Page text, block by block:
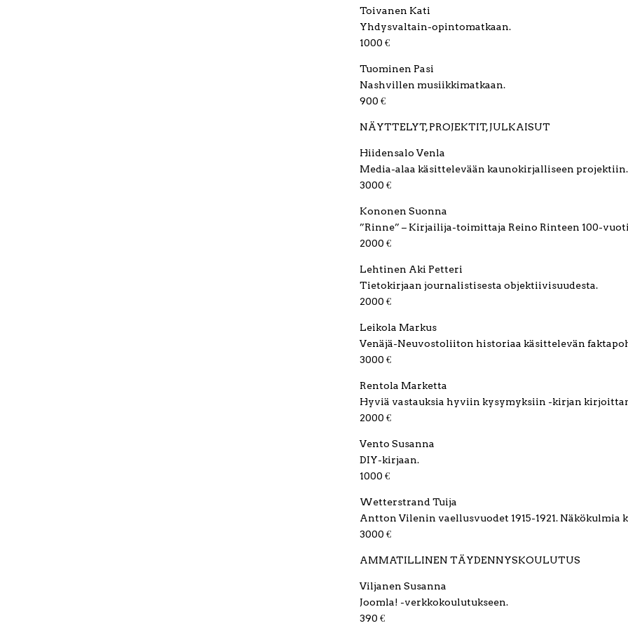
Toivanen Kati
Yhdysvaltain-opintomatkaan.
1000 €
Tuominen Pasi
Nashvillen musiikkimatkaan.
900 €
NÄYTTELYT, PROJEKTIT, JULKAISUT
Hiidensalo Venla
Media-alaa käsittelevään kaunokirjalliseen projektiin.
3000 €
Kononen Suonna
”Rinne” – Kirjailija-toimittaja Reino Rinteen 100-
2000 €
Lehtinen Aki Petteri
Tietokirjaan journalistisesta objektiivisuudesta.
2000 €
Leikola Markus
Venäjä-Neuvostoliiton historiaa käsittelevän
3000 €
Rentola Marketta
Hyviä vastauksia hyviin kysymyksiin -kirjan
2000 €
Vento Susanna
DIY-kirjaan.
1000 €
Wetterstrand Tuija
Antton Vilenin vaellusvuodet 1915-1921.
3000 €
AMMATILLINEN TÄYDENNYSKOULUTUS
Viljanen Susanna
Joomla! -verkkokoulutukseen.
390 €